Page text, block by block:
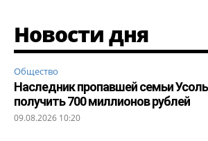
Новости дня
Общество
Наследник пропавшей семьи
получить 700 миллионов рублей
09.08.2026 10:20